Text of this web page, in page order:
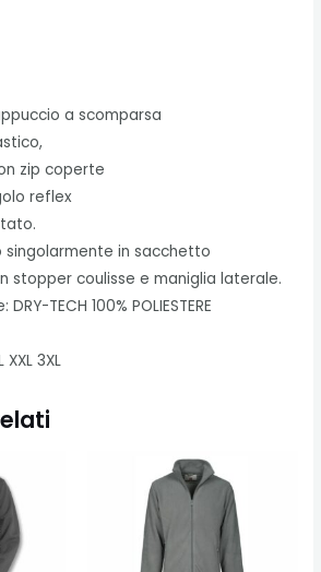
a scomparsa
zip coperte
reflex
in sacchetto
stopper coulisse e maniglia laterale.
TECH 100% POLIESTERE
XXL 3XL